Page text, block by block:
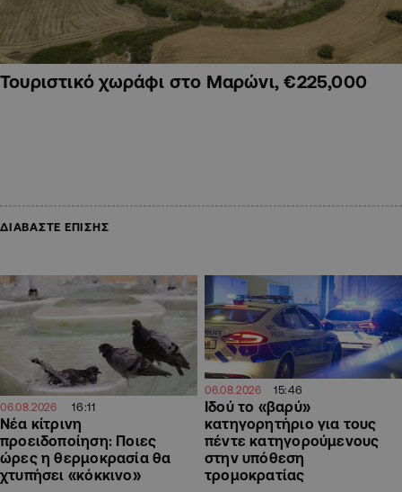
Τουριστικό χωράφι στο Μαρώνι, €225,000
ΔΙΑΒΑΣΤΕ ΕΠΙΣΗΣ
06.08.2026 16:11
Νέα κίτρινη
προειδοποίηση: Ποιες
ώρες η θερμοκρασία θα
χτυπήσει «κόκκινο»
06.08.2026 15:46
Ιδού το «βαρύ»
κατηγορητήριο για τους
πέντε κατηγορούμενους
στην υπόθεση
τρομοκρατίας